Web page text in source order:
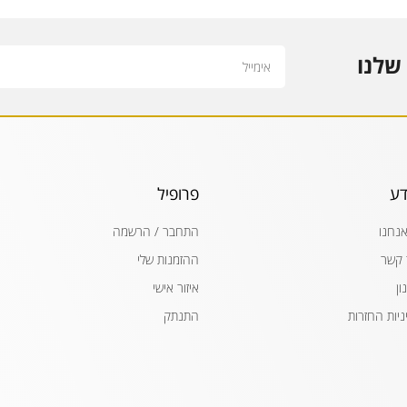
קשר
החזרות
פרופיל
התחבר / הרשמה
ההזמנות שלי
איזור אישי
התנתק